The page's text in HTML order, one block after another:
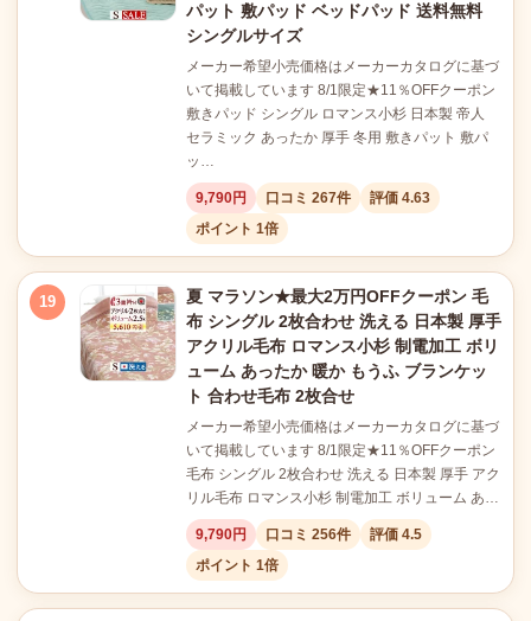
パット 敷パッド ベッドパッド 送料無料
シングルサイズ
メーカー希望小売価格はメーカーカタログに基づ
いて掲載しています 8/1限定★11％OFFクーポン
敷きパッド シングル ロマンス小杉 日本製 帝人
セラミック あったか 厚手 冬用 敷きパット 敷パ
ッ…
9,790円 口コミ 267件
評価 4.63
ポイント 1倍
19
夏 マラソン★最大2万円OFFクーポン 毛
布 シングル 2枚合わせ 洗える 日本製 厚手
アクリル毛布 ロマンス小杉 制電加工 ボリ
ューム あったか 暖か もうふ ブランケッ
ト 合わせ毛布 2枚合せ
メーカー希望小売価格はメーカーカタログに基づ
いて掲載しています 8/1限定★11％OFFクーポン
毛布 シングル 2枚合わせ 洗える 日本製 厚手 アク
リル毛布 ロマンス小杉 制電加工 ボリューム あ…
9,790円 口コミ 256件
評価 4.5
ポイント 1倍